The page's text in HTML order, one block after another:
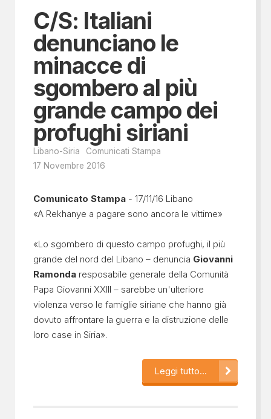
C/S: Italiani
denunciano le
minacce di
sgombero al più
grande campo dei
profughi siriani
Libano-Siria
Comunicati Stampa
17 Novembre 2016
Comunicato Stampa - 17/11/16 Libano
«A Rekhanye a pagare sono ancora le vittime»
«Lo sgombero di questo campo profughi, il più
grande del nord del Libano – denuncia Giovanni
Ramondaresposabile generale della Comunità
Papa Giovanni XXIII – sarebbe un'ulteriore
violenza verso le famiglie siriane che hanno già
dovuto affrontare la guerra e la distruzione delle
loro case in Siria».
Leggi tutto...